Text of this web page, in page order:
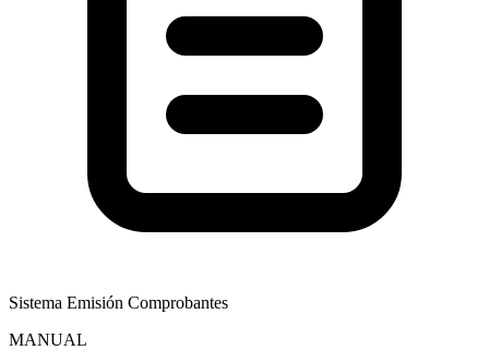
Sistema Emisión Comprobantes
MANUAL